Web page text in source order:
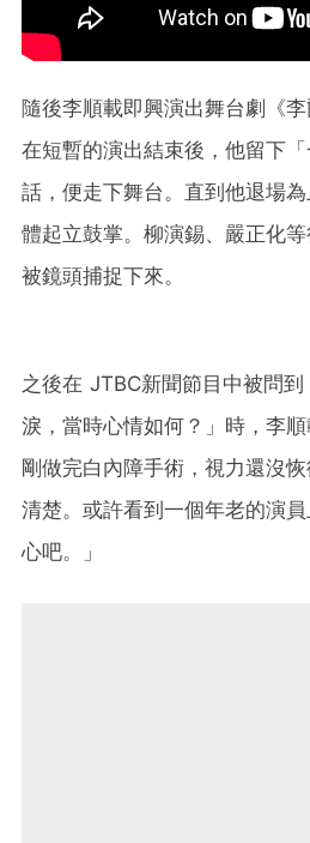
隨後李順載即興演出舞台劇《
在短暫的演出結束後，他留下
話，便走下舞台。直到他退場
體起立鼓掌。柳演錫、嚴正化
被鏡頭捕捉下來。
之後在 JTBC新聞節目中被問
淚，當時心情如何？」時，李
剛做完白內障手術，視力還沒
清楚。或許看到一個年老的演
心吧。」